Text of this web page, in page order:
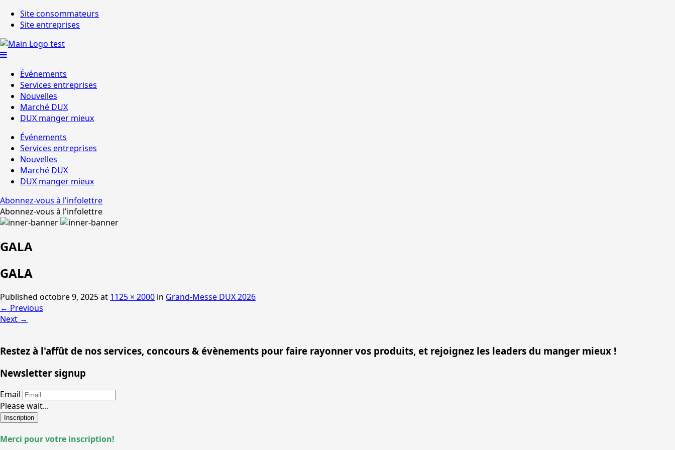
Site consommateurs
Site entreprises
Événements
Services entreprises
Nouvelles
Marché DUX
DUX manger mieux
Événements
Services entreprises
Nouvelles
Marché DUX
DUX manger mieux
Abonnez-vous à l'infolettre
Abonnez-vous à l'infolettre
GALA
GALA
Published octobre 9, 2025at 1125 × 2000 in Grand-Messe DUX 2026
← Previous
Next →
Restez à l'affût de nos services, concours & évènements pour faire rayonner vos produits, et rejoignez les leaders du manger mieux !
Newsletter signup
Email
Please wait...
Inscription
Merci pour votre inscription!